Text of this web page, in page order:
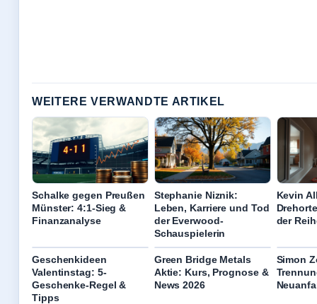
WEITERE VERWANDTE ARTIKEL
Schalke gegen Preußen
Münster: 4:1-Sieg &
Finanzanalyse
Stephanie Niznik:
Leben, Karriere und Tod
der Everwood-
Schauspielerin
Kevin
der
Geschenkideen
Valentinstag: 5-
Geschenke-Regel &
Tipps
Green Bridge Metals
Aktie: Kurs, Prognose &
News 2026
Simon